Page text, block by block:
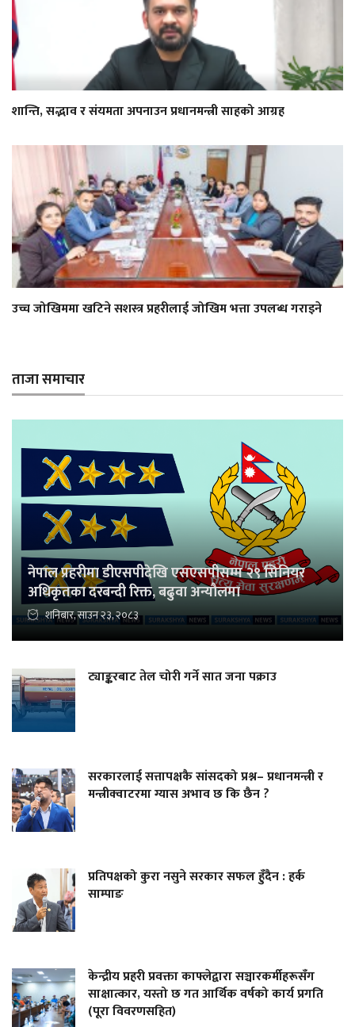
शान्ति, सद्भाव र संयमता अपनाउन प्रधानमन्त्री साहको आग्रह
उच्च जोखिममा खटिने सशस्त्र प्रहरीलाई जोखिम भत्ता उपलब्ध गराइने
ताजा समाचार
नेपाल प्रहरीमा डीएसपीदेखि एसएसपीसम्म २९ सिनियर
अधिकृतका दरबन्दी रिक्त, बढुवा अन्यौलमा
शनिबार, साउन २३, २०८३
ट्याङ्करबाट तेल चोरी गर्ने सात जना पक्राउ
सरकारलाई सत्तापक्षकै सांसदको प्रश्न– प्रधानमन्त्री र
मन्त्रीक्वाटरमा ग्यास अभाव छ कि छैन ?
प्रतिपक्षको कुरा नसुने सरकार सफल हुँदैन : हर्क
साम्पाङ
केन्द्रीय प्रहरी प्रवक्ता काफ्लेद्वारा सञ्चारकर्मीहरूसँग
साक्षात्कार, यस्तो छ गत आर्थिक वर्षको कार्य प्रगति
(पूरा विवरणसहित)